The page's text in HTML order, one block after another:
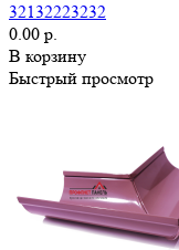
32132223232
0.00 р.
В корзину
Быстрый просмотр